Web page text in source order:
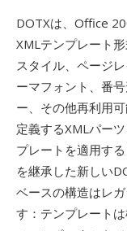
DOTXは、Office
XMLテンプレート
スタイル、ページ
ーマフォント、番
ー、その他再利用
定義するXMLパー
プレートを適用す
を継承した新しい
ベースの構造はレ
す：テンプレート